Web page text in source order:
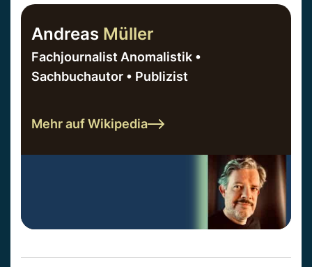
Andreas Müller
Fachjournalist Anomalistik •
Sachbuchautor • Publizist
Mehr auf Wikipedia